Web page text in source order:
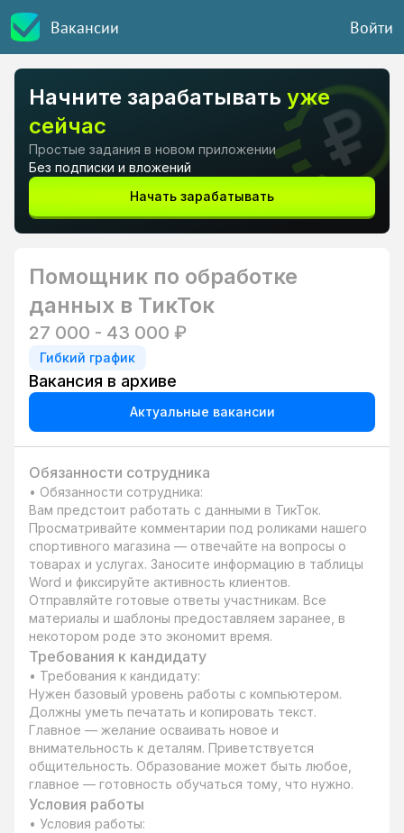
Вакансии Войти
Начните зарабатывать уже
сейчас
Простые задания в новом приложении
Без подписки и вложений
Начать зарабатывать
Помощник по обработке
данных в ТикТок
27 000 - 43 000 ₽
Гибкий график
Вакансия в архиве
Актуальные вакансии
Обязанности сотрудника
• Обязанности сотрудника:
Вам предстоит работать с данными в ТикТок.
Просматривайте комментарии под роликами нашего
спортивного магазина — отвечайте на вопросы о
товарах и услугах. Заносите информацию в таблицы
Word и фиксируйте активность клиентов.
Отправляйте готовые ответы участникам. Все
материалы и шаблоны предоставляем заранее, в
некотором роде это экономит время.
Требования к кандидату
• Требования к кандидату:
Нужен базовый уровень работы с компьютером.
Должны уметь печатать и копировать текст.
Главное — желание осваивать новое и
внимательность к деталям. Приветствуется
общительность. Образование может быть любое,
главное — готовность обучаться тому, что нужно.
Условия работы
• Условия работы: